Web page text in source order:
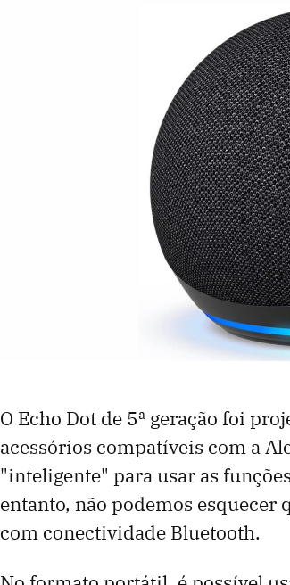
O Echo Dot de 5ª geração foi
acessórios compatíveis com a
"inteligente" para usar as
entanto, não podemos esquecer
com conectividade Bluetooth.